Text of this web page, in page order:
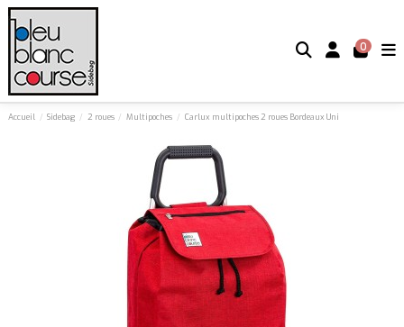
0
Accueil Sidebag 2 roues Multipoches Carlux multipoches 2 roues Bordeaux Uni